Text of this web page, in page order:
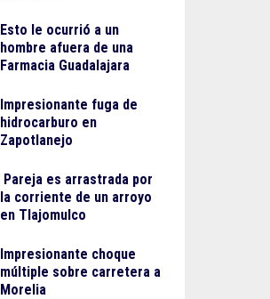
Esto le ocurrió a un
hombre afuera de una
Farmacia Guadalajara
Impresionante fuga de
hidrocarburo en
Zapotlanejo
Pareja es arrastrada por
la corriente de un arroyo
en Tlajomulco
Impresionante choque
múltiple sobre carretera a
Morelia